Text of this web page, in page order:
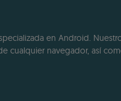
en Android.
cualquier navegador, así